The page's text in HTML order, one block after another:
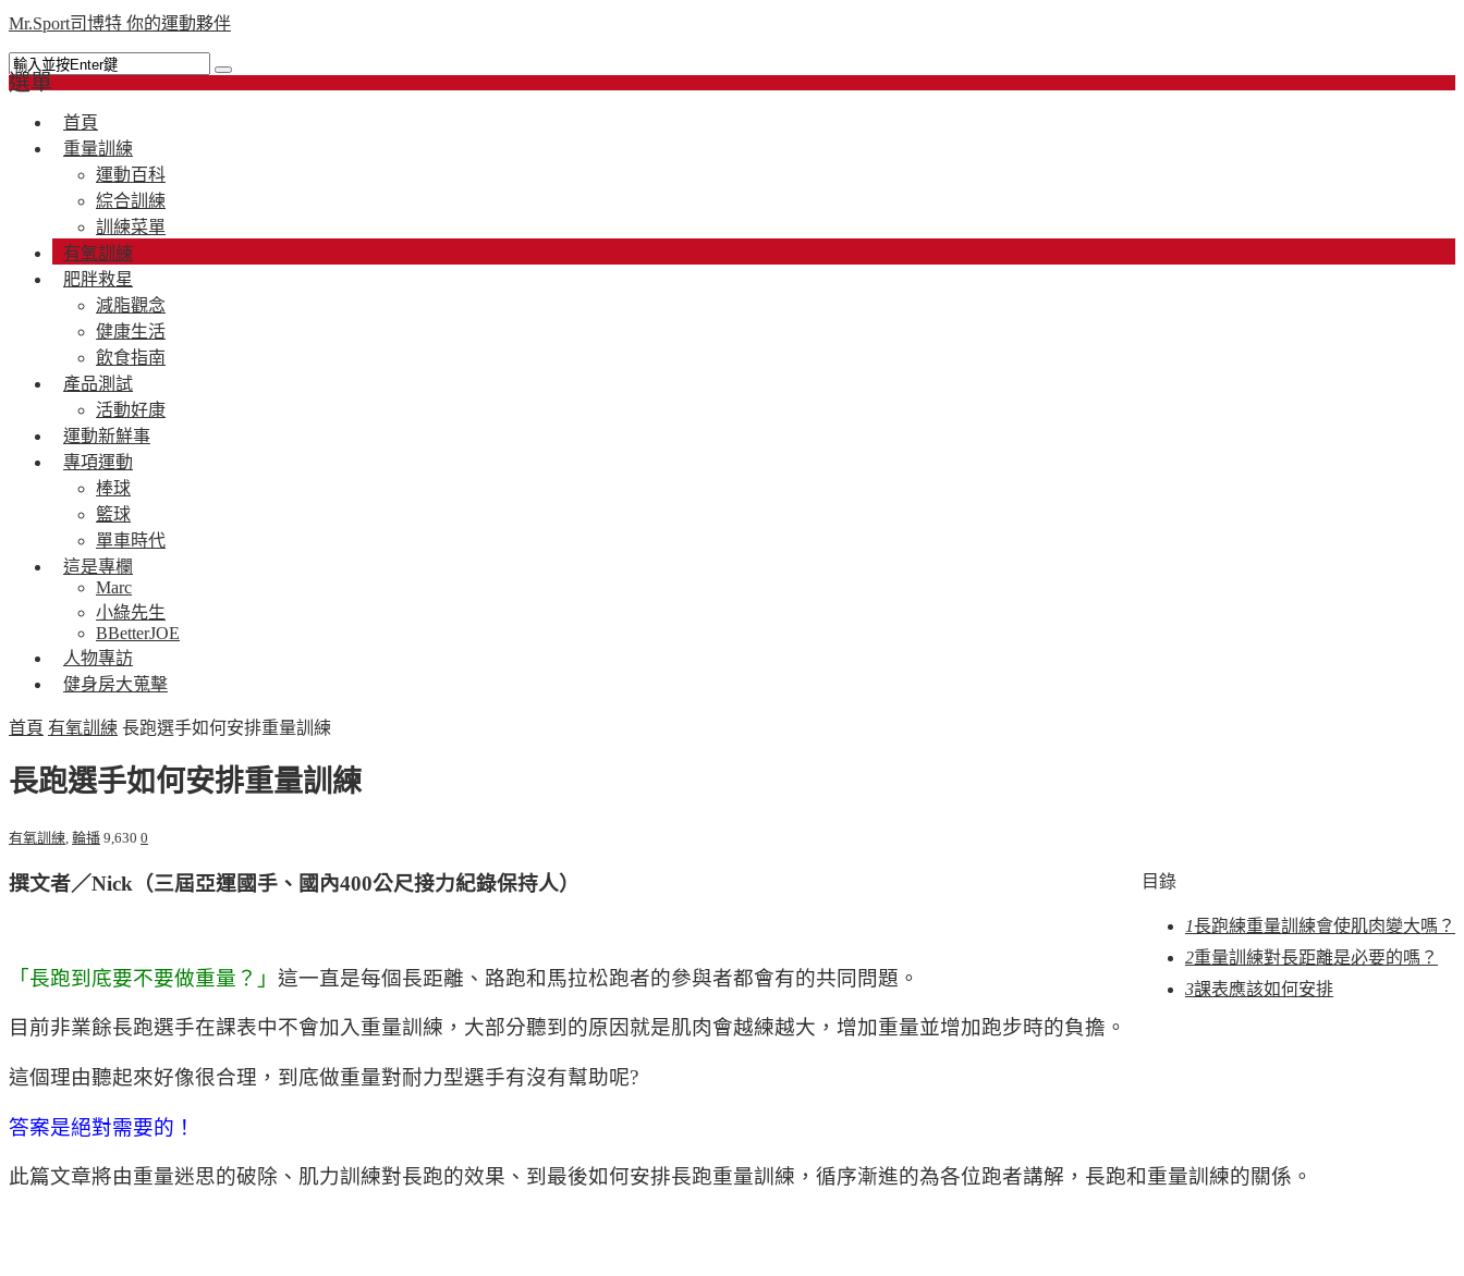
Mr.Sport司博特 你的運動夥伴
選單
首頁
重量訓練
運動百科
綜合訓練
訓練菜單
有氧訓練
肥胖救星
減脂觀念
健康生活
飲食指南
產品測試
活動好康
運動新鮮事
專項運動
棒球
籃球
單車時代
這是專欄
Marc
小綠先生
BBetterJOE
人物專訪
健身房大蒐擊
首頁 有氧訓練 長跑選手如何安排重量訓練
長跑選手如何安排重量訓練
有氧訓練 輪播 9,630 0
目錄
1長跑練重量訓練會使肌肉變大嗎？
2重量訓練對長距離是必要的嗎？
3課表應該如何安排
撰文者／Nick（三屆亞運國手、國內400公尺接力紀錄保持人）
「長跑到底要不要做重量？」 這一直是每個長距離、路跑和馬拉松跑者的參與者都會有的共同問題。
目前非業餘長跑選手在課表中不會加入重量訓練，大部分聽到的原因就是肌肉會越練越大，增加重量並增加跑步時的負擔。
這個理由聽起來好像很合理，到底做重量對耐力型選手有沒有幫助呢?
答案是絕對需要的！
此篇文章將由重量迷思的破除、肌力訓練對長跑的效果、到最後如何安排長跑重量訓練，循序漸進的為各位跑者講解，長跑和重量訓練的關係。